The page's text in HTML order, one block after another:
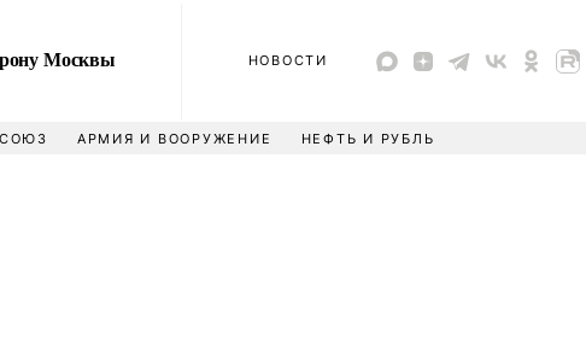
Москвы
НОВОСТИ
АРМИЯ И ВООРУЖЕНИЕ НЕФТЬ И РУБЛЬ